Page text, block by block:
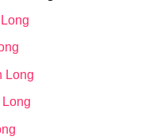
Long